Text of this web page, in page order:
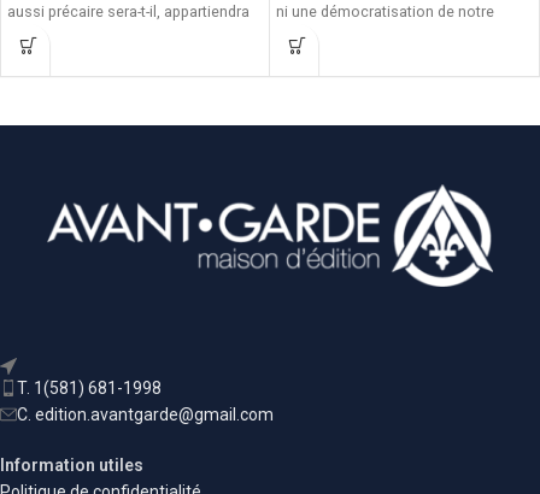
aussi précaire sera-t-il, appartiendra
d’abord à ceux qui auront le courage
de le nommer, et de le défendre. Car
je le dis, c’est dans le refus de voir
douce permanence que se manifeste
-- 152 pages
Pour acheter nos livres hors Québec,
ni une démocratisation de notre
société. Le véritable sens de la
Révolution tranquille réside plutôt
dans le rejet des fondements
patrie au profit d'un esprit libéral,
d'une acculturation intérieure, nous
sommes devenus, malgré nous, des
Américains francophones. La
Révolution tranquille est donc une
T. 1(581) 681-1998
C. edition.avantgarde@gmail.com
Information utiles